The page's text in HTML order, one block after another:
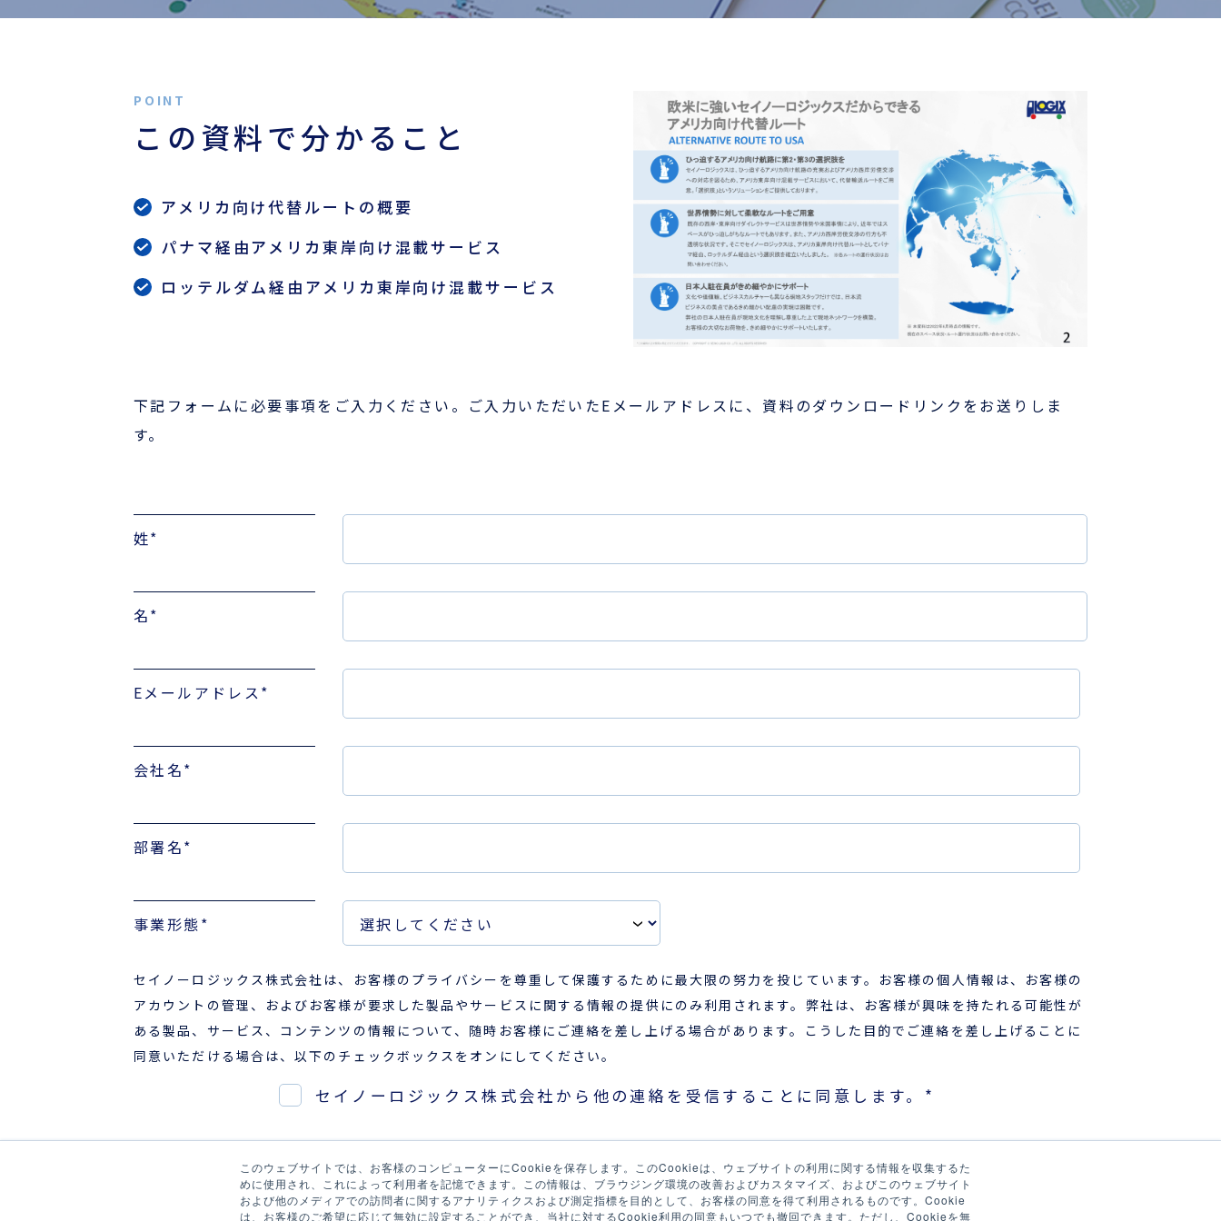
このウェブサイトでは、お客様のコンピューターにCookieを保存します。このCookieは、ウェブサイトの利用に関する情報を収集するた
めに使用され、これによって利用者を記憶できます。この情報は、ブラウジング環境の改善およびカスタマイズ、およびこのウェブサイト
および他のメディアでの訪問者に関するアナリティクスおよび測定指標を目的として、お客様の同意を得て利用されるものです。Cookie
は、お客様のご希望に応じて無効に設定することができ、当社に対するCookie利用の同意もいつでも撤回できます。ただし、Cookieを無
この資料で分かること
アメリカ向け代替ルートの概要
パナマ経由アメリカ東岸向け混載サービス
ロッテルダム経由アメリカ東岸向け混載サービス
下記フォームに必要事項をご入力ください。ご入力いただいたEメールアドレスに、資料のダウンロードリンクをお送りしま
す。
姓*
名*
Eメールアドレス *
会社名*
部署名*
事業形態*
セイノーロジックス株式会社は、お客様のプライバシーを尊重して保護するために最大限の努力を投じています。お客様の個人情報は、お客様の
アカウントの管理、およびお客様が要求した製品やサービスに関する情報の提供にのみ利用されます。弊社は、お客様が興味を持たれる可能性が
ある製品、サービス、コンテンツの情報について、随時お客様にご連絡を差し上げる場合があります。こうした目的でご連絡を差し上げることに
同意いただける場合は、以下のチェックボックスをオンにしてください。
セイノーロジックス株式会社から他の連絡を受信することに同意します。 *